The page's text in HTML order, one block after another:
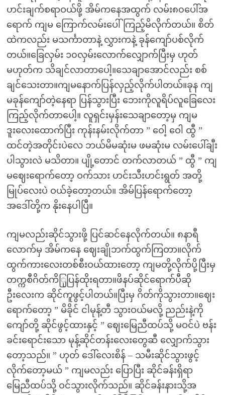
ဟင်းချက်စရာဝယ်ဖို့ အိမ်ကနေအထွက် လမ်း၈၀ပေါ်အ
ရောက် ကျမ ကြောက်လမ်းပေါ်ကြည့်မိလိုက်တယ်။ စိတ်
ထဲကလည်း မသင်္ကာတာနဲ့ လွှားကနဲ့ ခုန်ကျော်ပစ်လိုက်
တယ်။ခြေလှမ်း ၁၀လှမ်းလောက်လျှောက်ပြီးမှ ဟုတ်
မဟုတ်က သိချင်လာတာပေါ့။သေချာအောင်လည်း စစ်
ချင်သေးတာ။ကျမနောက်ပြန်လှည့်လိုက်ပါတယ်။ခုန ကျ
မခုန်ကျော်တဲ့နေရာ ပြန်သွားပြီး ဘေးကိုလူရိပ်လူခြေလေး
ကြည့်လိုက်တာပေါ့။ လူရှင်းမှန်းသေချာတော့မှ ကျမ
ဒူးလေးထောက်ပြီး ကုန်းနမ်းလိုက်တာ ” ဝေါ့ ဝေါ ထွီ ”
ထင်တဲ့အတိုင်းပဲလေ ဘယ်မိမဆုံးမ ဖမဆုံးမ လမ်းပေါ်ချီး
ပါသွားလဲ မသိတာ။ ပျို့တောင် တက်လာတယ် ” ထွီ ” ကျ
မဈေးရောက်တော့ ဝက်သား ဟင်းသီးဟင်းရွတ် အတို့
မြုပ်လေးပဲ ဝယ်ခဲ့တော့တယ်။ အိမ်ပြန်ရောက်တော့
အဒေါ်တို့က နိုးနေပါပြီ။
ကျမလည်းဆိုင်သွားဖို့ ပြင်ဆင်နေလိုက်တယ်။ ၈နာရီ
လောက်မှ အိမ်ကနေ ဈေးချိုဘက်ထွက်ကြတာ။လိုက်
ထွက်ကားလေးတစ်စီးဝယ်ထားတော့ ကျမတို့လိုက်ပို့ပြီးမှ
တက္ကစီဂိတ်ကိြုပြန်ထိုးရတာ။ဖိနပ်ဆိုင်ရောက်ပီဆို
ဦးလေးက ဆိုင်ကူဖွင့်ပါတယ်။ပြီးမှ ဂိတ်ကိုသွားတာ။ဈေး
ရောက်တော့ ” မိခိုင် ငါမုန့်တီ သွားဝယ်မလို့ ညည်းနဲ့ကို
ကျော်တို့ ဆိုင်ဖွင့်ထားနှင့် ” ဈေးမြေညီထပ်သို့ မဝင်ပဲ ဗန်း
ခင်းရောင်းသော မုန့်ဆိုင်တန်းလေးတွေဆီ လျှောက်သွား
တော့သည်။ ” ဟုတ် ဒေါ်လေးစိန် – သမီးဆိုင်သွားဖွင့်
လိုက်တော့မယ် ” ကျမလည်း ပြောပြီး ဆိုင်ခန်းရှိရာ
မြေညီထပ်သို့ ဝင်သွားလိုက်သည်။ ဆိုင်ခန်းနားသို့အ